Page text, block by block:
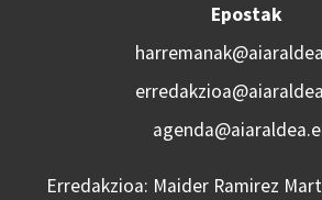
Epostak
Erredakzioa: Maider Ramirez